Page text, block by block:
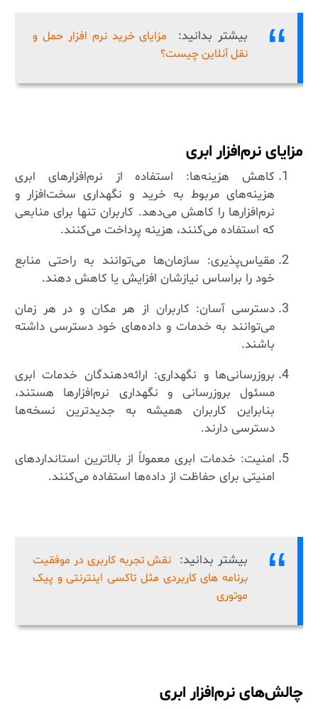
بیشتر بدانید: مزایای خرید نرم افزار حمل و
نقل آنلاین چیست؟
مزایای نرم‌افزار ابری
کاهش هزینه‌ها: استفاده از نرم‌افزارهای ابری
هزینه‌های مربوط به خرید و نگهداری سخت‌افزار و
نرم‌افزارها را کاهش می‌دهد. کاربران تنها برای منابعی
که استفاده می‌کنند، هزینه پرداخت می‌کنند.
مقیاس‌پذیری: سازمان‌ها می‌توانند به راحتی منابع
خود را براساس نیازشان افزایش یا کاهش دهند.
دسترسی آسان: کاربران از هر مکان و در هر زمان
می‌توانند به خدمات و داده‌های خود دسترسی داشته
باشند.
بروزرسانی‌ها و نگهداری: ارائه‌دهندگان خدمات ابری
مسئول بروزرسانی و نگهداری نرم‌افزارها هستند،
بنابراین کاربران همیشه به جدیدترین نسخه‌ها
دسترسی دارند.
امنیت: خدمات ابری معمولاً از بالاترین استانداردهای
امنیتی برای حفاظت از داده‌ها استفاده می‌کنند.
بیشتر بدانید: نقش تجربه کاربری در موفقیت
برنامه های کاربردی مثل تاکسی اینترنتی و پیک
موتوری
چالش‌های نرم‌افزار ابری